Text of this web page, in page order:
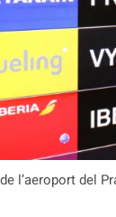
l’aeroport del